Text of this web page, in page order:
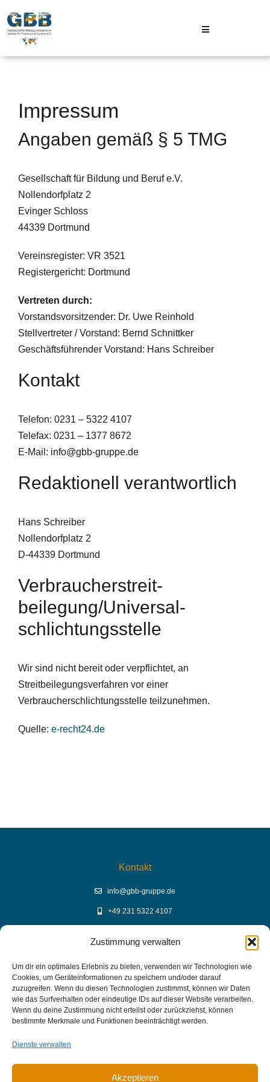
Zustimmung verwalten
Um dir ein optimales Erlebnis zu bieten, verwenden wir Technologien wie
Cookies, um Geräteinformationen zu speichern und/oder darauf
zuzugreifen. Wenn du diesen Technologien zustimmst, können wir Daten
wie das Surfverhalten oder eindeutige IDs auf dieser Website verarbeiten.
Wenn du deine Zustimmung nicht erteilst oder zurückziehst, können
bestimmte Merkmale und Funktionen beeinträchtigt werden.
Dienste verwalten
Akzeptieren
content
Toggle
GBB
Aktuelles
Kontakt
Impressum
Angaben gemäß § 5 TMG
Gesellschaft für Bildung und Beruf e.V.
Nollendorfplatz 2
Evinger Schloss
44339 Dortmund
Vereinsregister: VR 3521
Registergericht: Dortmund
Vertreten durch:
Vorstandsvorsitzender: Dr. Uwe Reinhold
Stellvertreter / Vorstand: Bernd Schnittker
Geschäftsführender Vorstand: Hans Schreiber
Kontakt
Telefon: 0231 – 5322 4107
Telefax: 0231 – 1377 8672
E-Mail: info@gbb-gruppe.de
Redaktionell verantwortlich
Hans Schreiber
Nollendorfplatz 2
D-44339 Dortmund
Verbraucher­streit­
beilegung/Universal­
schlichtungs­stelle
Wir sind nicht bereit oder verpflichtet, an
Streitbeilegungsverfahren vor einer
Verbraucherschlichtungsstelle teilzunehmen.
Quelle: e-recht24.de
Kontakt
info@gbb-gruppe.de
+49 231 5322 4107
GBB Mediathek auf YouTube
Datenschutz